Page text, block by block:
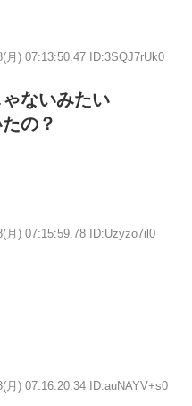
月) 07:13:50.47 ID:3SQJ7rUk0
ないみたい
の？
月) 07:15:59.78 ID:Uzyzo7il0
月) 07:16:20.34 ID:auNAYV+s0